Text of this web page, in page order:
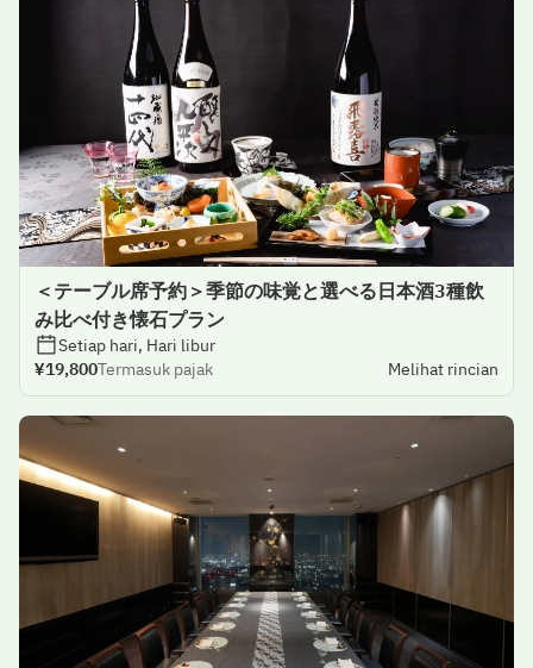
＜テーブル席予約＞季節の味覚と選べる日本酒3種飲
み比べ付き懐石プラン
Setiap hari, Hari libur
¥19,800Termasuk pajak Melihat rincian